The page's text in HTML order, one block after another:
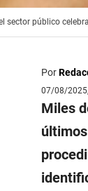
sector público
Por
07/08/
Miles